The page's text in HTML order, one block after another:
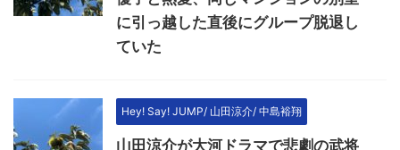
に引っ越した直後にグループ脱退し
ていた
Hey! Say! JUMP/ 山田涼介/ 中島裕翔
山田涼介が大河ドラマで悲劇の武将